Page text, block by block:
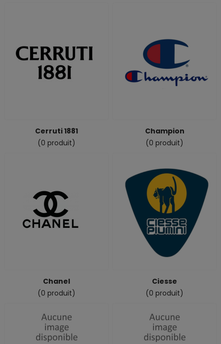
Cerruti 1881
(0 produit)
Champion
(0 produit)
Chanel
(0 produit)
Ciesse
(0 produit)